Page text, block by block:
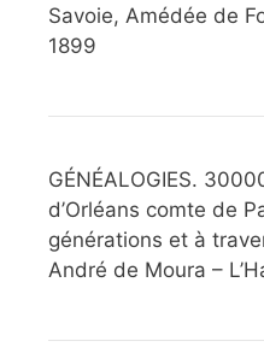
Savoie, Amédée de
1899
GÉNÉALOGIES.
d’Orléans comte de
générations et à
André de Moura –